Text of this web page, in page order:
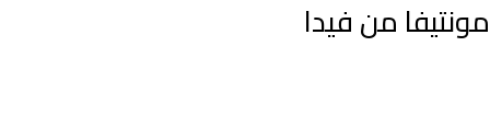
مونتيفا من فيدا